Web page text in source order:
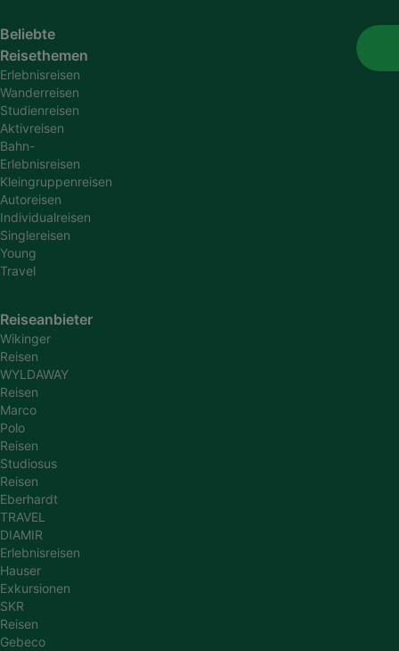
Beliebte
Reisethemen
Erlebnisreisen
Wanderreisen
Studienreisen
Aktivreisen
Bahn-
Erlebnisreisen
Kleingruppenreisen
Autoreisen
Individualreisen
Singlereisen
Young
Travel
Reiseanbieter
Wikinger
Reisen
WYLDAWAY
Reisen
Marco
Polo
Reisen
Studiosus
Reisen
Eberhardt
TRAVEL
DIAMIR
Erlebnisreisen
Hauser
Exkursionen
SKR
Reisen
Gebeco